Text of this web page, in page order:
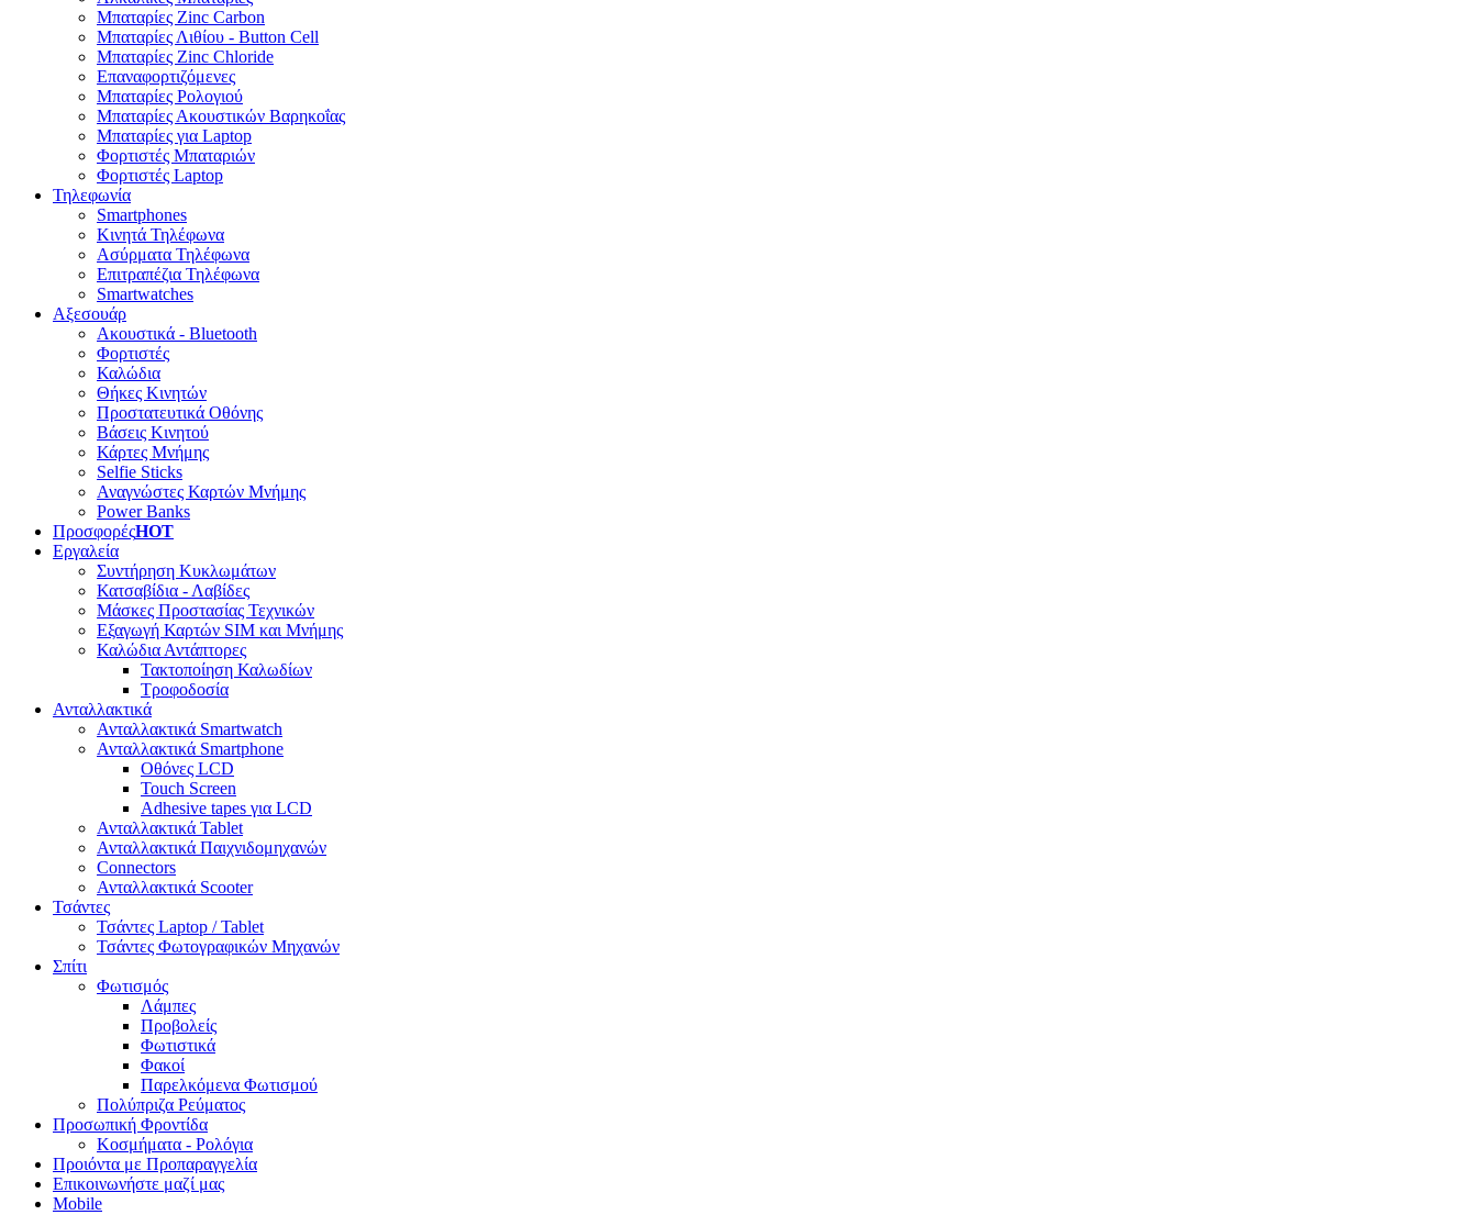
Μπαταρίες Zinc Carbon
Μπαταρίες Λιθίου - Button Cell
Μπαταρίες Zinc Chloride
Επαναφορτιζόμενες
Μπαταρίες Ρολογιού
Μπαταρίες Ακουστικών Βαρηκοΐας
Μπαταρίες για Laptop
Φορτιστές Μπαταριών
Φορτιστές Laptop
Τηλεφωνία
Smartphones
Κινητά Τηλέφωνα
Ασύρματα Τηλέφωνα
Επιτραπέζια Τηλέφωνα
Smartwatches
Αξεσουάρ
Ακουστικά - Bluetooth
Φορτιστές
Καλώδια
Θήκες Κινητών
Προστατευτικά Οθόνης
Βάσεις Κινητού
Κάρτες Μνήμης
Selfie Sticks
Αναγνώστες Καρτών Μνήμης
Power Banks
ΠροσφορέςHOT
Εργαλεία
Συντήρηση Κυκλωμάτων
Κατσαβίδια - Λαβίδες
Μάσκες Προστασίας Τεχνικών
Εξαγωγή Καρτών SIM και Μνήμης
Καλώδια Αντάπτορες
Τακτοποίηση Καλωδίων
Τροφοδοσία
Ανταλλακτικά
Ανταλλακτικά Smartwatch
Ανταλλακτικά Smartphone
Οθόνες LCD
Touch Screen
Adhesive tapes για LCD
Ανταλλακτικά Tablet
Ανταλλακτικά Παιχνιδομηχανών
Connectors
Ανταλλακτικά Scooter
Τσάντες
Τσάντες Laptop / Tablet
Τσάντες Φωτoγραφικών Μηχανών
Σπίτι
Φωτισμός
Λάμπες
Προβολείς
Φωτιστικά
Φακοί
Παρελκόμενα Φωτισμού
Πολύπριζα Ρεύματος
Προσωπική Φροντίδα
Κοσμήματα - Ρολόγια
Προιόντα με Προπαραγγελία
Επικοινωνήστε μαζί μας
Mobile